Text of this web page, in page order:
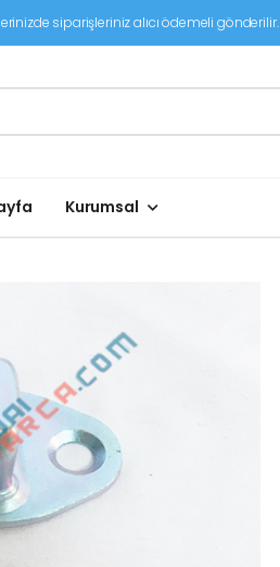
siparişleriniz alıcı ödemeli gönderilir.
Kurumsal